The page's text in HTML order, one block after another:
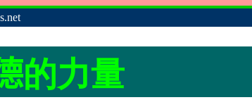
的力量